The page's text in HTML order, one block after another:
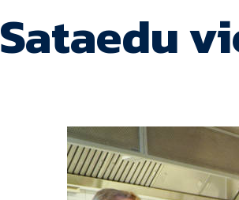
Sataedu